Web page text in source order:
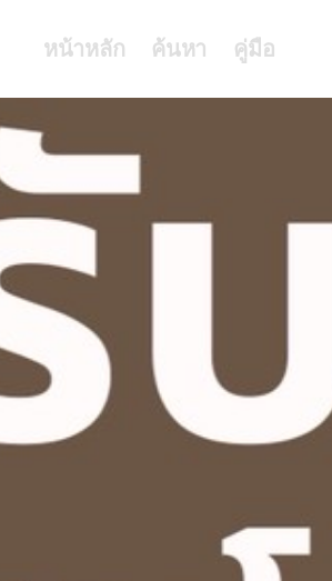
หน้าหลัก ค้นหา คู่มือ